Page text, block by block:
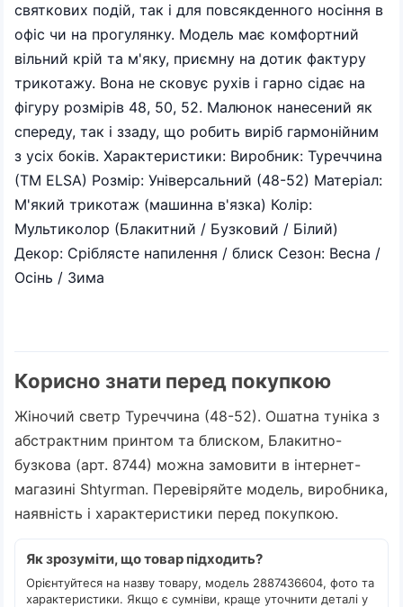
святкових подій, так і для повсякденного носіння в
офіс чи на прогулянку. Модель має комфортний
вільний крій та м'яку, приємну на дотик фактуру
трикотажу. Вона не сковує рухів і гарно сідає на
фігуру розмірів 48, 50, 52. Малюнок нанесений як
спереду, так і ззаду, що робить виріб гармонійним
з усіх боків. Характеристики: Виробник: Туреччина
(ТМ ELSA) Розмір: Універсальний (48-52) Матеріал:
М'який трикотаж (машинна в'язка) Колір:
Мультиколор (Блакитний / Бузковий / Білий)
Декор: Сріблясте напилення / блиск Сезон: Весна /
Осінь / Зима
Корисно знати перед покупкою
Жіночий светр Туреччина (48-52). Ошатна туніка з
абстрактним принтом та блиском, Блакитно-
бузкова (арт. 8744) можна замовити в інтернет-
магазині Shtyrman. Перевіряйте модель, виробника,
наявність і характеристики перед покупкою.
Як зрозуміти, що товар підходить?
Орієнтуйтеся на назву товару, модель 2887436604, фото та
характеристики. Якщо є сумніви, краще уточнити деталі у